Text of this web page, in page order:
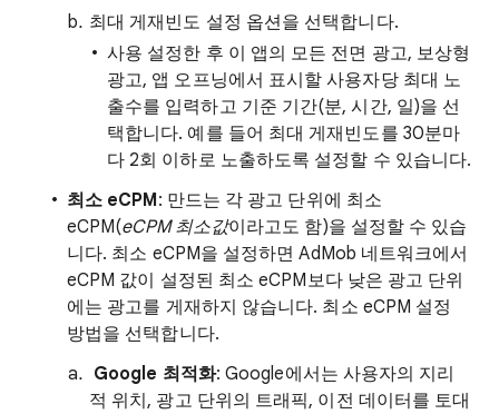
최대 게재빈도 설정 옵션을 선택합니다.
사용 설정한 후 이 앱의 모든 전면 광고, 보상형
광고, 앱 오프닝에서 표시할 사용자당 최대 노
출수를 입력하고 기준 기간(분, 시간, 일)을 선
택합니다. 예를 들어 최대 게재빈도를 30분마
다 2회 이하로 노출하도록 설정할 수 있습니다.
최소 eCPM: 만드는 각 광고 단위에 최소
eCPM(eCPM 최소값이라고도 함)을 설정할 수 있습
니다. 최소 eCPM을 설정하면 AdMob 네트워크에서
eCPM 값이 설정된 최소 eCPM보다 낮은 광고 단위
에는 광고를 게재하지 않습니다. 최소 eCPM 설정
방법을 선택합니다.
Google 최적화: Google에서는 사용자의 지리
적 위치, 광고 단위의 트래픽, 이전 데이터를 토대